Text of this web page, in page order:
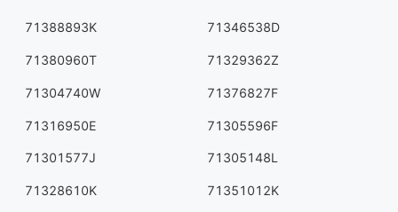
71388893K 71346538D
71380960T 71329362Z
71304740W 71376827F
71316950E 71305596F
71301577J 71305148L
71328610K 71351012K